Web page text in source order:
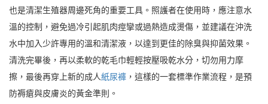
也是清潔生殖器周邊死角的重要工具。照護者在使用時，應注意水
溫的控制，避免過冷引起肌肉痙攣或過熱造成燙傷，並建議在沖洗
水中加入少許專用的溫和清潔液，以達到更佳的除臭與抑菌效果。
清洗完畢後，再以柔軟的乾毛巾輕輕按壓吸乾水分，切勿用力摩
擦，最後再穿上新的成人紙尿褲 ，這樣的一套標準作業流程，是預
防褥瘡與皮膚炎的黃金準則。